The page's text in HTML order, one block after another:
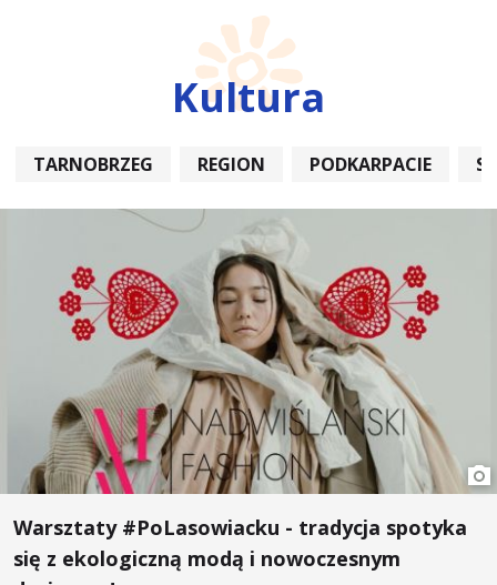
Kultura
TARNOBRZEG REGION PODKARPACIE
Warsztaty #PoLasowiacku - tradycja spotyka
się z ekologiczną modą i nowoczesnym